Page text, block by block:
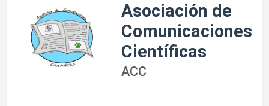
Asociación de
Comunicaciones
Científicas
ACC